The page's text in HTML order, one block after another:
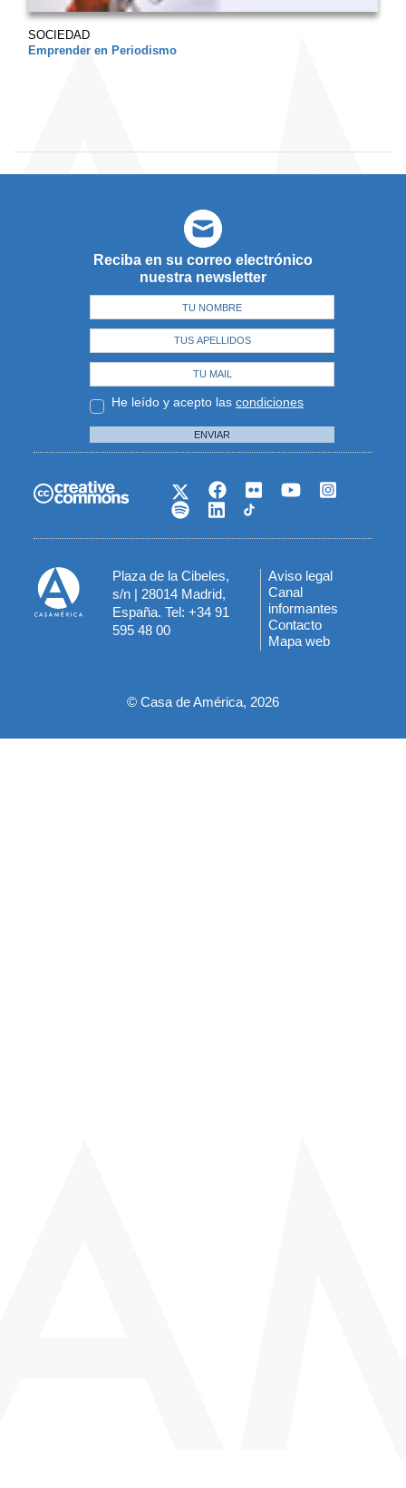
SOCIEDAD
Emprender en Periodismo
Reciba en su correo electrónico
nuestra newsletter
He leído y acepto las condiciones
ENVIAR
Plaza de la Cibeles,
s/n | 28014 Madrid,
España. Tel: +34 91
595 48 00
Menú
del
pie
Aviso legal
Canal
informantes
Contacto
Mapa web
© Casa de América, 2026